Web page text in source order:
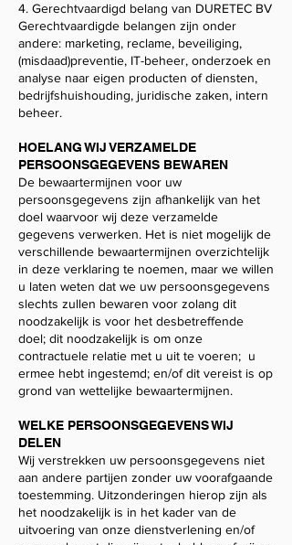
4. Gerechtvaardigd belang van DURETEC BV​
Gerechtvaardigde belangen zijn onder
andere: marketing, reclame, beveiliging,
(misdaad)preventie, IT-beheer, onderzoek en
analyse naar eigen producten of diensten,
bedrijfshuishouding, juridische zaken, intern
beheer.
HOELANG WIJ VERZAMELDE
PERSOONSGEGEVENS BEWAREN
De bewaartermijnen voor uw
persoonsgegevens zijn afhankelijk van het
doel waarvoor wij deze verzamelde
gegevens verwerken. Het is niet mogelijk de
verschillende bewaartermijnen overzichtelijk
in deze verklaring te noemen, maar we willen
u laten weten dat we uw persoonsgegevens
slechts zullen bewaren voor zolang dit
noodzakelijk is voor het desbetreffende
doel; dit noodzakelijk is om onze
contractuele relatie met u uit te voeren; u
ermee hebt ingestemd; en/of dit vereist is op
grond van wettelijke bewaartermijnen.
WELKE PERSOONSGEGEVENS WIJ
DELEN
Wij verstrekken uw persoonsgegevens niet
aan andere partijen zonder uw voorafgaande
toestemming. Uitzonderingen hierop zijn als
het noodzakelijk is in het kader van de
uitvoering van onze dienstverlening en/of